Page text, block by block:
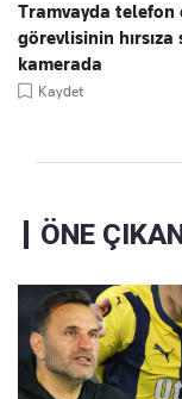
Tramvayda telefon
görevlisinin
kamerada
Kaydet
ÖNE